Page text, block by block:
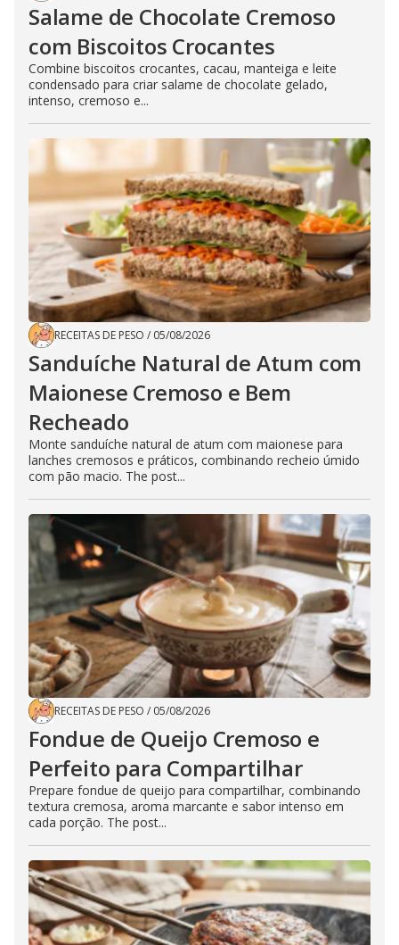
Salame de Chocolate Cremoso
com Biscoitos Crocantes
Combine biscoitos crocantes, cacau, manteiga e leite
condensado para criar salame de chocolate gelado,
intenso, cremoso e...
RECEITAS DE PESO / 05/08/2026
Sanduíche Natural de Atum com
Maionese Cremoso e Bem
Recheado
Monte sanduíche natural de atum com maionese para
lanches cremosos e práticos, combinando recheio úmido
com pão macio. The post...
RECEITAS DE PESO / 05/08/2026
Fondue de Queijo Cremoso e
Perfeito para Compartilhar
Prepare fondue de queijo para compartilhar, combinando
textura cremosa, aroma marcante e sabor intenso em
cada porção. The post...